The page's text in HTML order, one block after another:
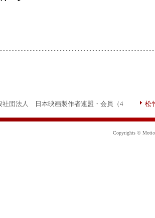
社団法人 日本映画製作者連盟・会員（4
松
Copyrights ©